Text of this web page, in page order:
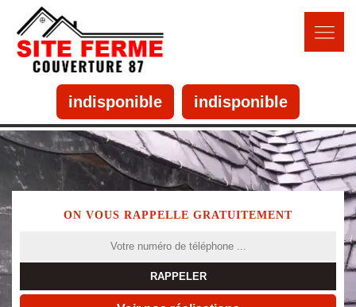
indisponible indisponible
ON VOUS RAPPELLE GRATUITEMENT